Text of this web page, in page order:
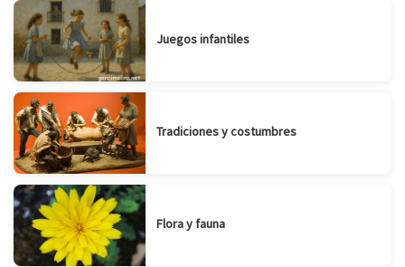
Juegos infantiles
Tradiciones y costumbres
Flora y fauna